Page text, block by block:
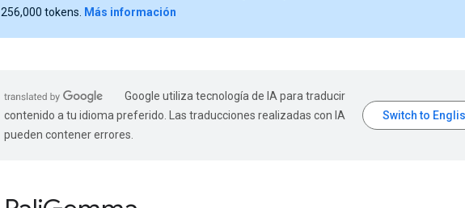
256,000 tokens.
Más información
Google utiliza tecnología de IA para traducir
contenido a tu idioma preferido. Las traducciones realizadas con IA
pueden contener errores.